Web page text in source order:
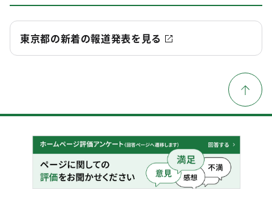
東京都の新着の報道発表を見る